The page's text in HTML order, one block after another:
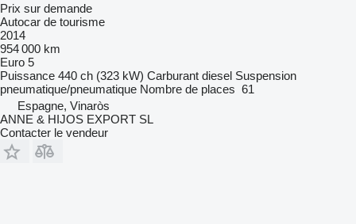
Prix sur demande
Autocar de tourisme
2014
954 000 km
Euro 5
Puissance 440 ch (323 kW) Carburant diesel Suspension
pneumatique/pneumatique Nombre de places 61
Espagne, Vinaròs
ANNE & HIJOS EXPORT SL
Contacter le vendeur